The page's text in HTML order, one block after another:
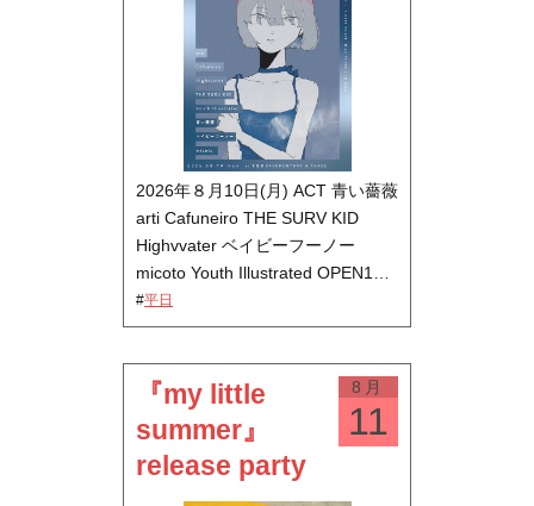
2026年８月10日(月) ACT 青い薔薇
arti Cafuneiro THE SURV KID
Highvvater ベイビーフーノー
micoto Youth Illustrated OPEN1…
#平日
8月
11
『my little
summer』
release party